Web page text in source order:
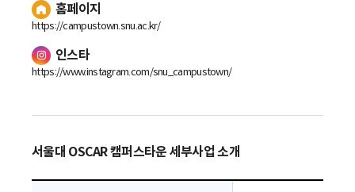
육성함으로써 서울이 세계적인 창업으로 도약하는 것을 목표
로 합니다.
선발 및 유치하여 누적 투자 유치액은 1046억 매출액은 422
억 높은 성장세를 보이고있습니다. 입주 기업들은 해외지사 설
홈페이지
https://campustown.snu.ac.kr/
인스타
https://www.instagram.com/snu_campustown/
서울대 OSCAR 캠퍼스타운 세부사업 소개